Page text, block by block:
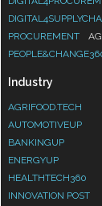
PROCUREMENT
Industry
AGRIFOOD.TECH
AUTOMOTIVEUP
BANKINGUP
ENERGYUP
HEALTHTECH360
INNOVATION POST